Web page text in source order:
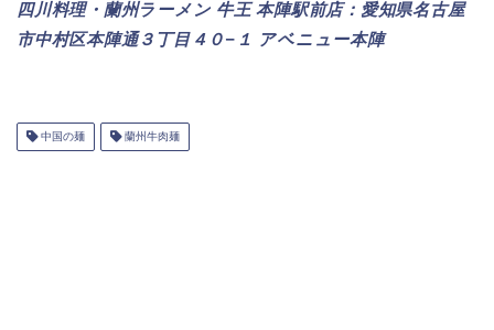
四川料理・蘭州ラーメン 牛王 本陣駅前店：愛知県名古屋
市中村区本陣通３丁目４０−１ アベニュー本陣
中国の麺 蘭州牛肉麺